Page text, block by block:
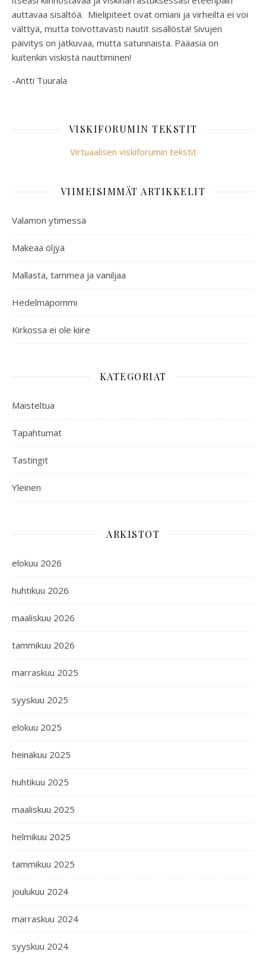
auttavaa sisältöä. Mielipiteet ovat omiani ja virheiltä ei voi
välttyä, mutta toivottavasti nautit sisällöstä! Sivujen
päivitys on jatkuvaa, mutta satunnaista. Pääasia on
kuitenkin viskistä nauttiminen!
-Antti Tuurala
VISKIFORUMIN TEKSTIT
Virtuaalisen viskiforumin tekstit
VIIMEISIMMÄT ARTIKKELIT
Valamon ytimessä
Makeaa öljyä
Mallasta, tammea ja vaniljaa
Hedelmäpommi
Kirkossa ei ole kiire
KATEGORIAT
Maisteltua
Tapahtumat
Tastingit
Yleinen
ARKISTOT
elokuu 2026
huhtikuu 2026
maaliskuu 2026
tammikuu 2026
marraskuu 2025
syyskuu 2025
elokuu 2025
heinäkuu 2025
huhtikuu 2025
maaliskuu 2025
helmikuu 2025
tammikuu 2025
joulukuu 2024
marraskuu 2024
syyskuu 2024